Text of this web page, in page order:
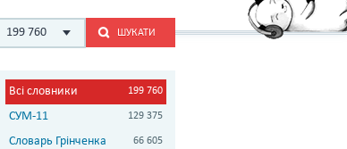
199 760 ШУКАТИ
Всі словники 199 760
СУМ-11 129 375
Словарь Грінченка 66 605